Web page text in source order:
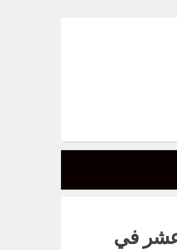
عشر في